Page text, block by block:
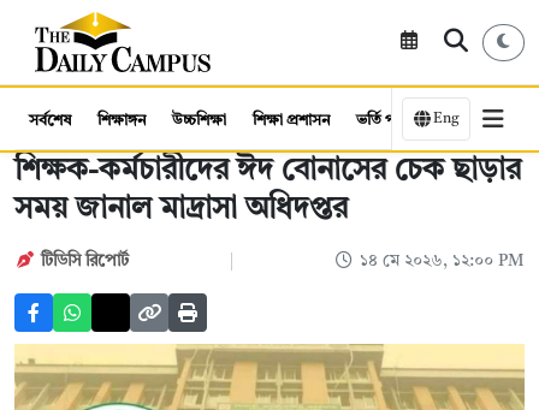
সর্বশেষ শিক্ষাঙ্গন উচ্চশিক্ষা শিক্ষা প্রশাসন ভর্তি পরীক্ষা কর্মসংস্থান
Eng
শিক্ষক-কর্মচারীদের ঈদ বোনাসের চেক ছাড়ার
সময় জানাল মাদ্রাসা অধিদপ্তর
টিডিসি রিপোর্ট ১৪ মে ২০২৬, ১২:০০ PM